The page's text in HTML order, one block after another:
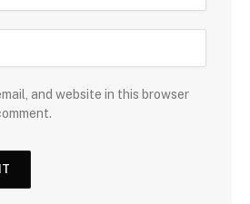
and website in this browser